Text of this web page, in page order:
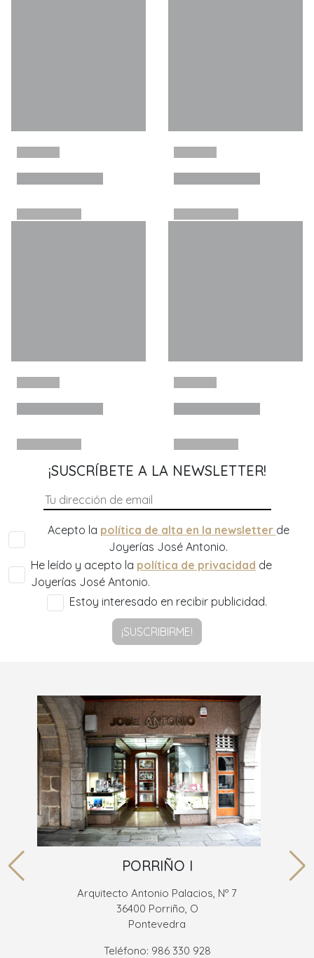
¡SUSCRÍBETE A LA NEWSLETTER!
Acepto la política de alta en la newsletter de
Joyerías José Antonio.
He leído y acepto la política de privacidad de
Joyerías José Antonio.
Estoy interesado en recibir publicidad.
¡SUSCRIBIRME!
PORRIÑO I
Arquitecto Antonio Palacios, Nº 7
36400 Porriño, O
Pontevedra
Teléfono: 986 330 928